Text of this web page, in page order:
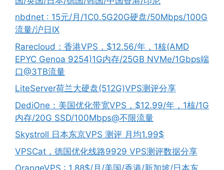
nbdnet : 15元/月/1C0.5G20G硬盘/50Mbps/100G
流量/沪日IX
Rarecloud：香港VPS，$12.56/年，1核(AMD
EPYC Genoa 9254)1G内存/25GB NVMe/1Gbps端
口@3TB流量
LiteServer荷兰大硬盘(512G)VPS测评分享
DediOne：美国优化带宽VPS，$12.99/年，1核/1G
内存/20G SSD/100Mbps@不限流量
Skystroll 日本东京VPS 测评 月均1.99$
VPSCat，德国优化线路9929 VPS测评数据分享
OrangeVPS : 1.88$/月/美国/香港/新加坡/日本东